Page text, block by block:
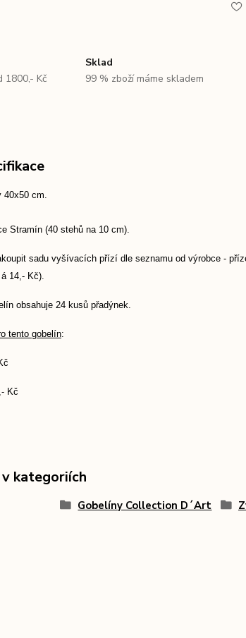
1800,- Kč
Sklad
99 % zboží máme skladem
cm.
Stramín (40 stehů na 10 cm).
sadu vyšívacích přízí dle seznamu od výrobce -
14,- Kč).
obsahuje 24 kusů přadýnek.
tento gobelín:
Kč
kategoriích
Gobelíny Collection D´Art